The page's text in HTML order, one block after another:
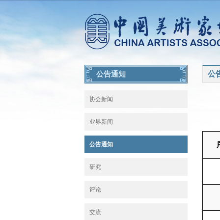
公告通知
协会新闻
业界新闻
公告通知
研究
评论
交流
公